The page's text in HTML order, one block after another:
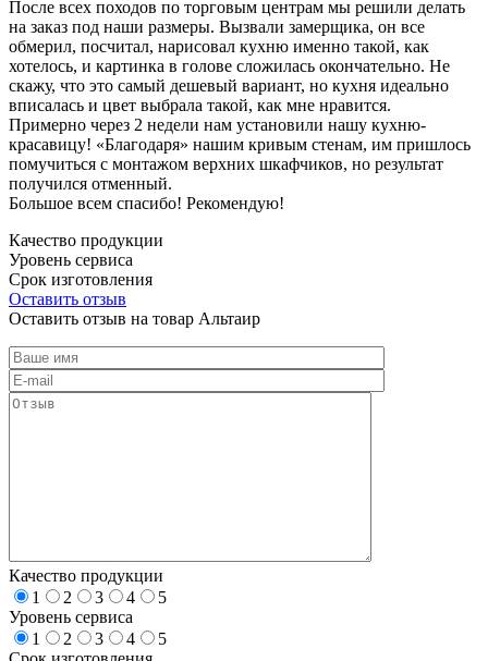
После всех походов по торговым центрам мы решили делать
на заказ под наши размеры. Вызвали замерщика, он все
обмерил, посчитал, нарисовал кухню именно такой, как
хотелось, и картинка в голове сложилась окончательно. Не
скажу, что это самый дешевый вариант, но кухня идеально
вписалась и цвет выбрала такой, как мне нравится.
Примерно через 2 недели нам установили нашу кухню-
красавицу! «Благодаря» нашим кривым стенам, им пришлось
помучиться с монтажом верхних шкафчиков, но результат
получился отменный.
Большое всем спасибо! Рекомендую!
Качество продукции
Уровень сервиса
Срок изготовления
Оставить отзыв
Оставить отзыв на товар Альтаир
Качество продукции
1
2 3 4
5
Уровень сервиса
1
2 3 4
5